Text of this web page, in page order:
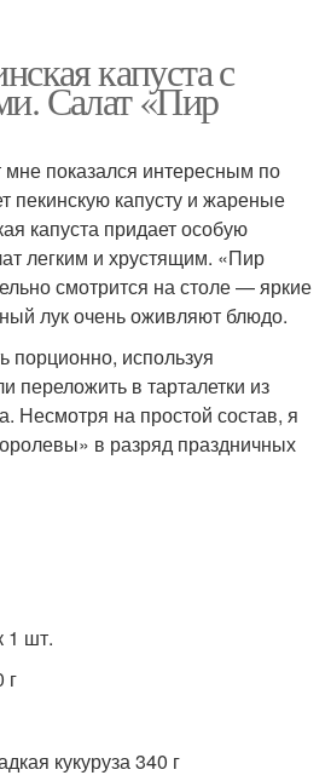
капуста с
Салат «Пир
мне показался интересным по
пекинскую капусту и жареные
капуста придает особую
легким и хрустящим. «Пир
смотрится на столе — яркие
лук очень оживляют блюдо.
порционно, используя
переложить в тарталетки из
Несмотря на простой состав, я
в разряд праздничных
1 шт.
г
кукуруза 340 г